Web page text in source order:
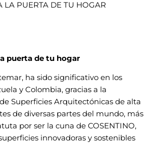
LA PUERTA DE TU HOGAR
puerta de tu hogar
ha sido significativo en los
y Colombia, gracias a la
Superficies Arquitectónicas de alta
de diversas partes del mundo, más
por ser la cuna de COSENTINO,
innovadoras y sostenibles